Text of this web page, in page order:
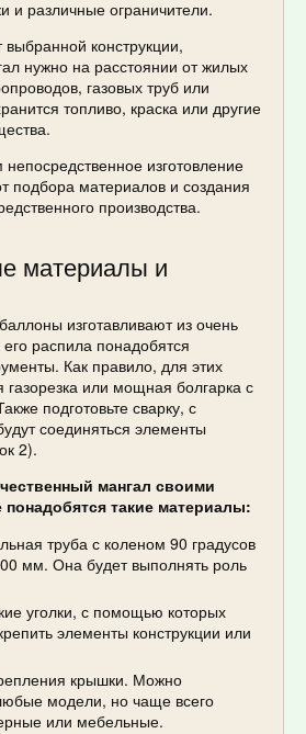
и различные ограничители.
конструкции,
нужно на расстоянии от жилых
газовых труб или
топливо, краска или другие
изготовление
подбора материалов и создания
производства.
материалы и
изготавливают из очень
распила понадобятся
Как правило, для этих
газорезка или мощная болгарка с
подготовьте сварку, с
соединяться элементы
2).
мангал своими
понадобятся такие материалы:
труба с коленом 90 градусов
мм. Она будет выполнять роль
уголки, с помощью которых
элементы конструкции или
крышки. Можно
модели, но чаще всего
или мебельные.